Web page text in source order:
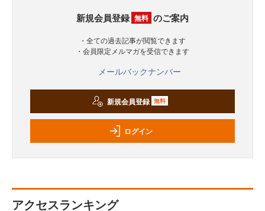
新規会員登録 無料 のご案内
・全ての過去記事が閲覧できます
・会員限定メルマガを受信できます
メールバックナンバー
新規会員登録 無料
ログイン
アクセスランキング